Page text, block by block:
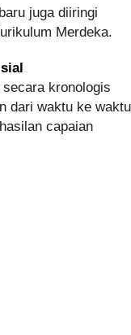
juga diiringi
Merdeka.
kronologis
dari waktu ke waktu
capaian